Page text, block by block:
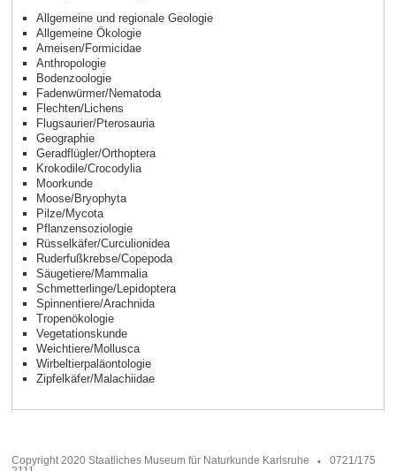
Allgemeine und regionale Geologie
Allgemeine Ökologie
Ameisen/Formicidae
Anthropologie
Bodenzoologie
Fadenwürmer/Nematoda
Flechten/Lichens
Flugsaurier/Pterosauria
Geographie
Geradflügler/Orthoptera
Krokodile/Crocodylia
Moorkunde
Moose/Bryophyta
Pilze/Mycota
Pflanzensoziologie
Rüsselkäfer/Curculionidea
Ruderfußkrebse/Copepoda
Säugetiere/Mammalia
Schmetterlinge/Lepidoptera
Spinnentiere/Arachnida
Tropenökologie
Vegetationskunde
Weichtiere/Mollusca
Wirbeltierpaläontologie
Zipfelkäfer/Malachiidae
Copyright 2020 Staatliches Museum für Naturkunde Karlsruhe
0721/175